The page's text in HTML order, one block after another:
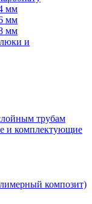
мм
мм
мм
и
трубам
и комплектующие
композит)